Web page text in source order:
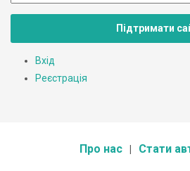
Підтримати
Вхід
Реєстрація
Про нас Стати